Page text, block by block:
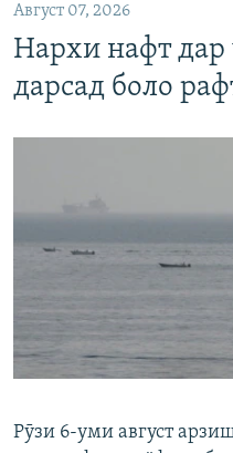
Август 07, 2026
Нархи нафт дар
дарсад боло
Рӯзи 6-уми август